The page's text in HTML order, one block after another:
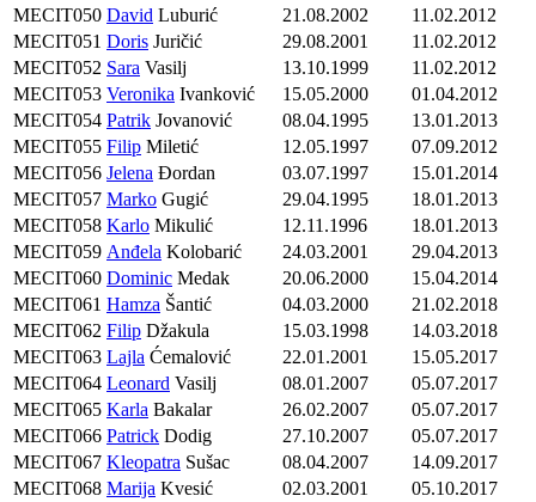
MECIT050 David Luburić 21.08.2002
11.02.2012
MECIT051 Doris Juričić 29.08.2001
11.02.2012
MECIT052 Sara Vasilj 13.10.1999
11.02.2012
MECIT053 Veronika Ivanković 15.05.2000
01.04.2012
MECIT054 Patrik Jovanović 08.04.1995
13.01.2013
MECIT055 Filip Miletić 12.05.1997
07.09.2012
MECIT056 Jelena Đordan 03.07.1997
15.01.2014
MECIT057 Marko Gugić 29.04.1995
18.01.2013
MECIT058 Karlo Mikulić 12.11.1996
18.01.2013
MECIT059 Anđela Kolobarić 24.03.2001
29.04.2013
MECIT060 Dominic Medak 20.06.2000
15.04.2014
MECIT061 Hamza Šantić 04.03.2000
21.02.2018
MECIT062 Filip Džakula 15.03.1998
14.03.2018
MECIT063 Lajla Ćemalović 22.01.2001
15.05.2017
MECIT064 Leonard Vasilj 08.01.2007
05.07.2017
MECIT065 Karla Bakalar 26.02.2007
05.07.2017
MECIT066 Patrick Dodig 27.10.2007
05.07.2017
MECIT067 Kleopatra Sušac 08.04.2007
14.09.2017
MECIT068 Marija Kvesić 02.03.2001
05.10.2017